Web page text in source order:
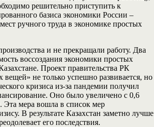
решительно приступить к
базиса экономики России –
ручного труда в экономике простых
и не прекращали работу. Два
воссоздания экономики простых
Проект правительства РК
не только успешно развивается, но
кризиса из-за пандемии получил
Оно было увеличено с 0,6
Эта мера вошла в список мер
В результате Казахстан заметно лучше
его последствия.